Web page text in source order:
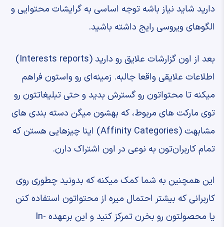
دارید ‫شاید نیاز باشه توجه اساسی به گرایشات محتوایی ‫و
الگوهای ویروسی رایج داشته باشید.
‫بعد از اون گزارشات علایق رو دارید ‫(Interests reports)
‫اطلاعات علایقی واقعا جالبه. ‫زمینه‌ای رو واستون فراهم
میکنه تا ‫محتواتون رو گسترش بدید ‫و حتی تبلیغاتتون رو
توی ‫مارکت های مربوط، ‫که بهشون میگن دسته بندی های
مشابهت ‫(Affinity Categories) ‫اینا چیزهایی هستن که
تمام کاربران‌تون ‫به نوعی در اون اشتراک دارن.
‫این همچنین به شما کمک میکنه که بدونید ‫چطوری روی
کاربرانی که ‫بیشتر احتمال میره از محتواتون استفاده کنن
‫یا محصولتون رو بخرن تمرکز کنید و ‫این برعهده In-